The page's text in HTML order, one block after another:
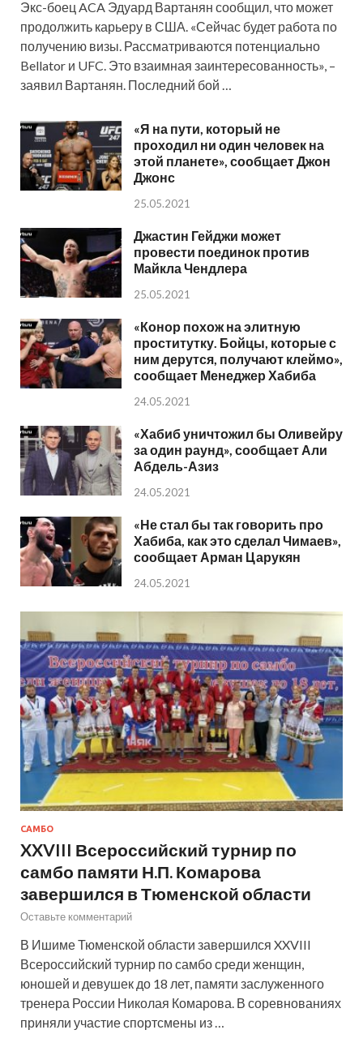
Экс-боец ACA Эдуард Вартанян сообщил, что может
продолжить карьеру в США. «Сейчас будет работа по
получению визы. Рассматриваются потенциально
Bellator и UFC. Это взаимная заинтересованность», –
заявил Вартанян. Последний бой …
«Я на пути, который не
проходил ни один человек на
этой планете», сообщает Джон
Джонс
25.05.2021
Джастин Гейджи может
провести поединок против
Майкла Чендлера
25.05.2021
«Конор похож на элитную
проститутку. Бойцы, которые с
ним дерутся, получают клеймо»,
сообщает Менеджер Хабиба
24.05.2021
«Хабиб уничтожил бы Оливейру
за один раунд», сообщает Али
Абдель-Азиз
24.05.2021
«Не стал бы так говорить про
Хабиба, как это сделал Чимаев»,
сообщает Арман Царукян
24.05.2021
САМБО
XXVIII Всероссийский турнир по
самбо памяти Н.П. Комарова
завершился в Тюменской области
Оставьте комментарий
В Ишиме Тюменской области завершился XXVIII
Всероссийский турнир по самбо среди женщин,
юношей и девушек до 18 лет, памяти заслуженного
тренера России Николая Комарова. В соревнованиях
приняли участие спортсмены из …